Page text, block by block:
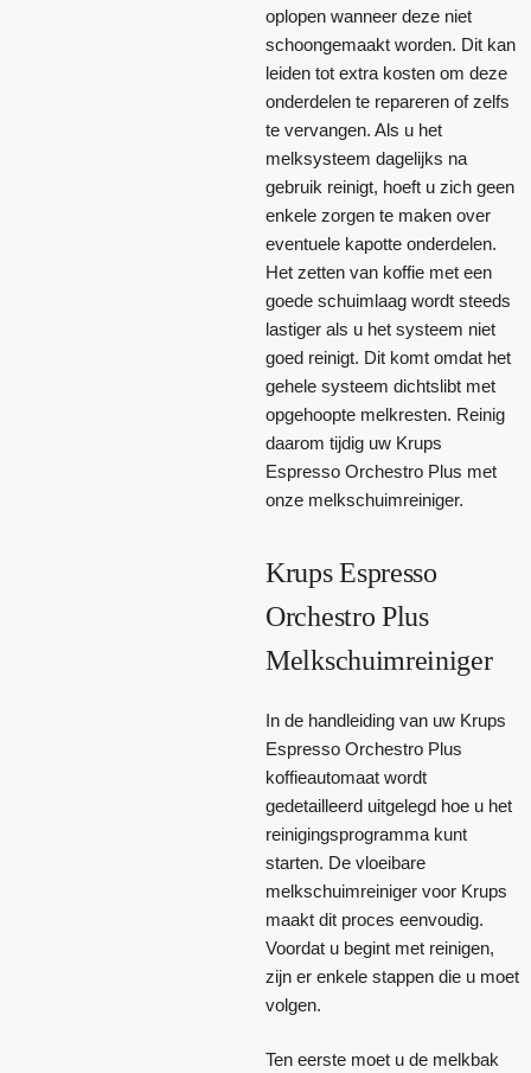
oplopen wanneer deze niet
schoongemaakt worden. Dit kan
leiden tot extra kosten om deze
onderdelen te repareren of zelfs
te vervangen. Als u het
melksysteem dagelijks na
gebruik reinigt, hoeft u zich geen
enkele zorgen te maken over
eventuele kapotte onderdelen.
Het zetten van koffie met een
goede schuimlaag wordt steeds
lastiger als u het systeem niet
goed reinigt. Dit komt omdat het
gehele systeem dichtslibt met
opgehoopte melkresten. Reinig
daarom tijdig uw Krups
Espresso Orchestro Plus met
onze melkschuimreiniger.
Krups Espresso
Orchestro Plus
Melkschuimreiniger
In de handleiding van uw Krups
Espresso Orchestro Plus
koffieautomaat wordt
gedetailleerd uitgelegd hoe u het
reinigingsprogramma kunt
starten. De vloeibare
melkschuimreiniger voor Krups
maakt dit proces eenvoudig.
Voordat u begint met reinigen,
zijn er enkele stappen die u moet
volgen.
Ten eerste moet u de melkbak